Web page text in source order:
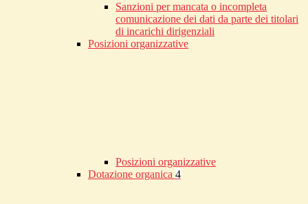
Sanzioni per mancata o incompleta
comunicazione dei dati da parte dei titolari
di incarichi dirigenziali
Posizioni organizzative
Posizioni organizzative
Dotazione organica 4